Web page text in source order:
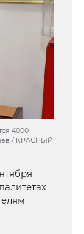
4000
/ КРАСНЫЙ